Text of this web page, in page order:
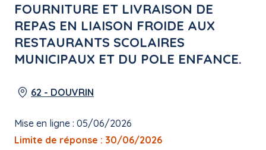
FOURNITURE ET LIVRAISON DE
REPAS EN LIAISON FROIDE AUX
RESTAURANTS SCOLAIRES
MUNICIPAUX ET DU POLE ENFANCE.
62 - DOUVRIN
Mise en ligne : 05/06/2026
Limite de réponse : 30/06/2026